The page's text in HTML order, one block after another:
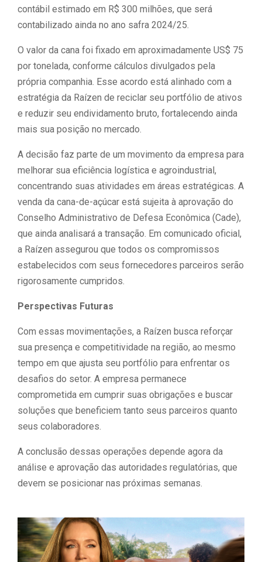
contábil estimado em R$ 300 milhões, que será
contabilizado ainda no ano safra 2024/25.
O valor da cana foi fixado em aproximadamente US$ 75
por tonelada, conforme cálculos divulgados pela
própria companhia. Esse acordo está alinhado com a
estratégia da Raízen de reciclar seu portfólio de ativos
e reduzir seu endividamento bruto, fortalecendo ainda
mais sua posição no mercado.
A decisão faz parte de um movimento da empresa para
melhorar sua eficiência logística e agroindustrial,
concentrando suas atividades em áreas estratégicas. A
venda da cana-de-açúcar está sujeita à aprovação do
Conselho Administrativo de Defesa Econômica (Cade),
que ainda analisará a transação. Em comunicado oficial,
a Raízen assegurou que todos os compromissos
estabelecidos com seus fornecedores parceiros serão
rigorosamente cumpridos.
Perspectivas Futuras
Com essas movimentações, a Raízen busca reforçar
sua presença e competitividade na região, ao mesmo
tempo em que ajusta seu portfólio para enfrentar os
desafios do setor. A empresa permanece
comprometida em cumprir suas obrigações e buscar
soluções que beneficiem tanto seus parceiros quanto
seus colaboradores.
A conclusão dessas operações depende agora da
análise e aprovação das autoridades regulatórias, que
devem se posicionar nas próximas semanas.